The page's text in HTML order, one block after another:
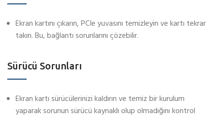
Ekran kartını çıkarın, PCIe yuvasını temizleyin ve kartı tekrar
takın. Bu, bağlantı sorunlarını çözebilir.
Sürücü Sorunları
Ekran kartı sürücülerinizi kaldırın ve temiz bir kurulum
yaparak sorunun sürücü kaynaklı olup olmadığını kontrol